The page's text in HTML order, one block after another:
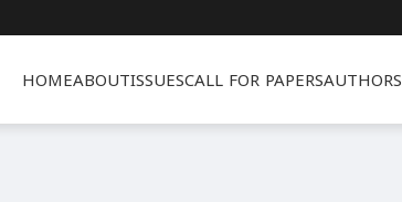
HOMEABOUTISSUESCALL FOR PAPERSAUTHORS